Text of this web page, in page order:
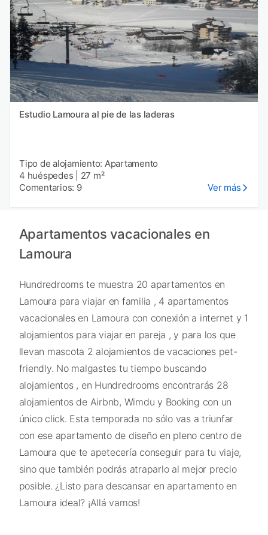
Estudio Lamoura al pie de las laderas
Tipo de alojamiento: Apartamento
4 huéspedes
27 m²
Comentarios: 9
Ver más
Apartamentos vacacionales en
Lamoura
Hundredrooms te muestra 20 apartamentos en
Lamoura para viajar en familia , 4 apartamentos
vacacionales en Lamoura con conexión a internet y 1
alojamientos para viajar en pareja , y para los que
llevan mascota 2 alojamientos de vacaciones pet-
friendly. No malgastes tu tiempo buscando
alojamientos , en Hundredrooms encontrarás 28
alojamientos de Airbnb, Wimdu y Booking con un
único click. Esta temporada no sólo vas a triunfar
con ese apartamento de diseño en pleno centro de
Lamoura que te apetecería conseguir para tu viaje,
sino que también podrás atraparlo al mejor precio
posible. ¿Listo para descansar en apartamento en
Lamoura ideal? ¡Allá vamos!